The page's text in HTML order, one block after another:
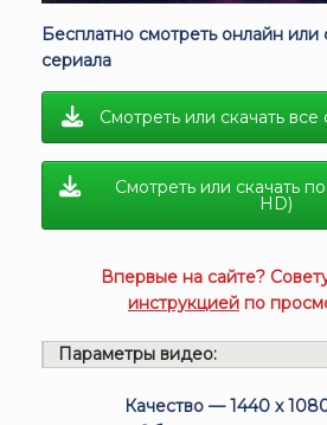
Бесплатно смотреть онлайн или
сериала
Смотреть или скачать
Смотреть или скачать
HD)
Впервые на сайте?
инструкцией по
Параметры видео:
Качество — 1440 x